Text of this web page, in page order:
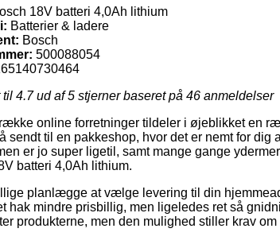
18V batteri 4,0Ah lithium
Batterier & ladere
Bosch
500088054
til 4.7ud af 5 stjerner baseret på 46 anmeldelser
online forretninger tildeler i øjeblikket en
sendt til en pakkeshop, hvor det er nemt for
er jo super ligetil, samt mange gange
batteri 4,0Ah lithium.
planlægge at vælge levering til din
hak mindre prisbillig, men ligeledes ret så
produkterne, men den mulighed stiller krav